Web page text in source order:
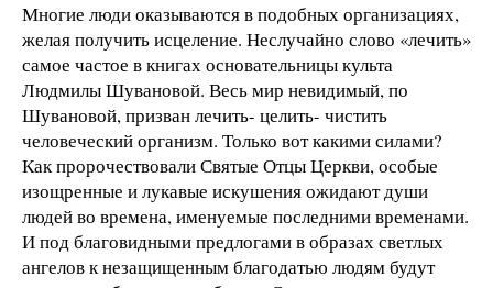
Многие люди оказываются в подобных организациях,
желая получить исцеление. Неслучайно слово «лечить»
самое частое в книгах основательницы культа
Людмилы Шувановой. Весь мир невидимый, по
Шувановой, призван лечить- целить- чистить
человеческий организм. Только вот какими силами?
Как пророчествовали Святые Отцы Церкви, особые
изощренные и лукавые искушения ожидают души
людей во времена, именуемые последними временами.
И под благовидными предлогами в образах светлых
ангелов к незащищенным благодатью людям будут